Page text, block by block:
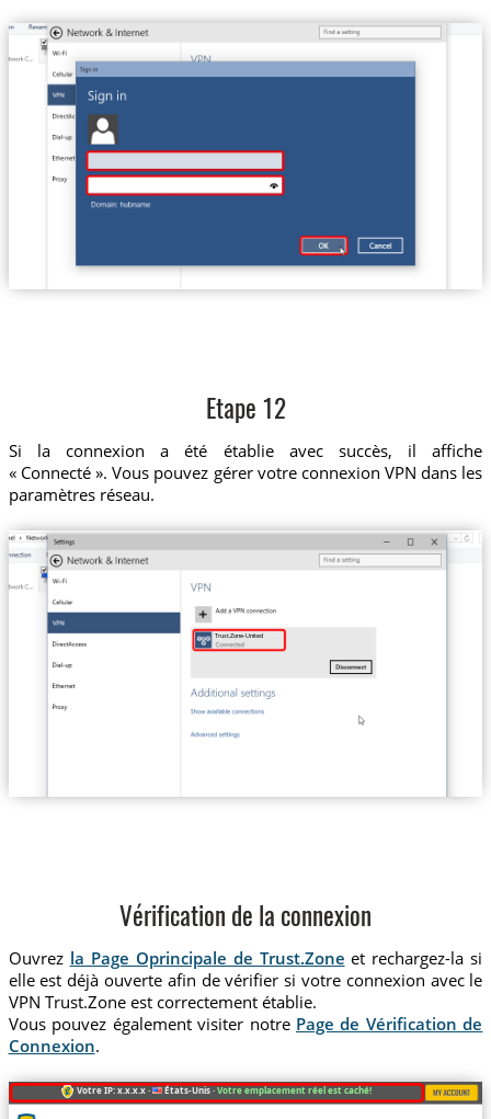
Etape 12
Si la connexion a été établie avec succès, il affiche
« Connecté ». Vous pouvez gérer votre connexion VPN dans les
paramètres réseau.
Trust.Zone-United-States-Netflix
Vérification de la connexion
Ouvrez la Page Oprincipale de Trust.Zone et rechargez-la si
elle est déjà ouverte afin de vérifier si votre connexion avec le
VPN Trust.Zone est correctement établie.
Vous pouvez également visiter notre Page de Vérification de
Connexion.
Votre IP: x.x.x.x · États-Unis ·Votre emplacement réel est caché!